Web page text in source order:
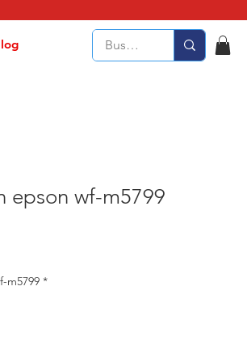
epson wf-m5799
m5799 *